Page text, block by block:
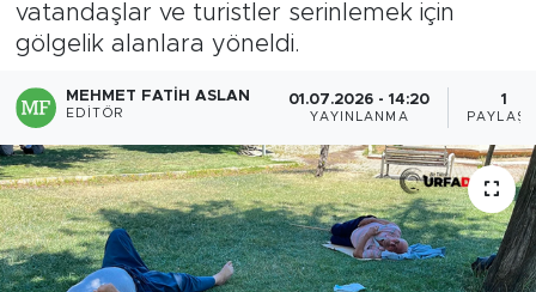
vatandaşlar ve turistler serinlemek için
gölgelik alanlara yöneldi.
MEHMET FATIH ASLAN
EDITÖR
01.07.2026 - 14:20
YAYINLANMA
1